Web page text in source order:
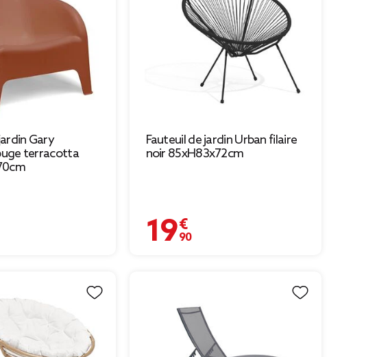
Gary
terracotta
Fauteuil de jardin Urban filaire
noir 85xH83x72cm
19,90 €